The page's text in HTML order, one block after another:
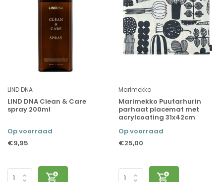
LIND DNA
LIND DNA Clean & Care
spray 200ml
Op voorraad
€9,95
Marimekko
Marimekko Puutarhurin
parhaat placemat met
acrylcoating 31x42cm
Op voorraad
€25,00